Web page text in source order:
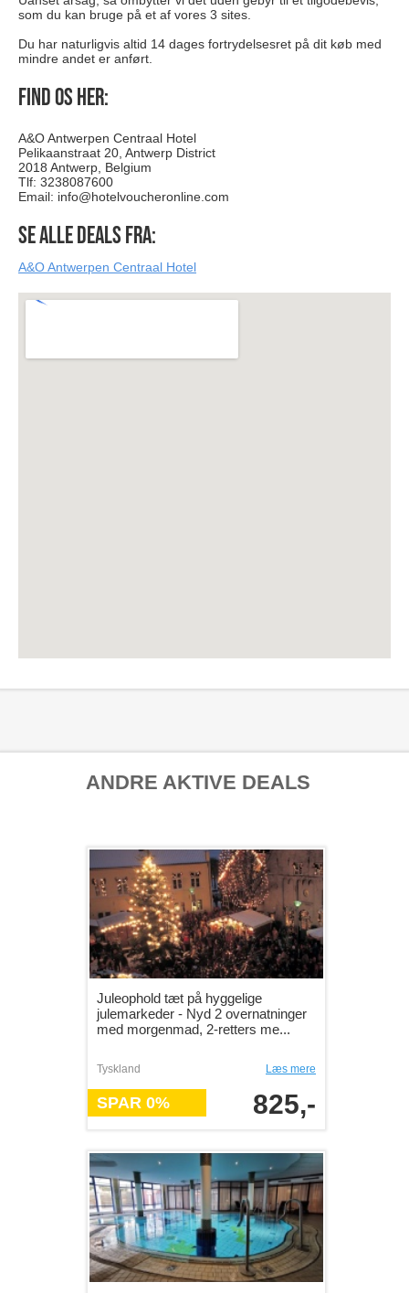
som du kan bruge på et af vores 3 sites.
Du har naturligvis altid 14 dages fortrydelsesret på dit køb med
mindre andet er anført.
Find os her:
A&O Antwerpen Centraal Hotel
Pelikaanstraat 20, Antwerp District
2018 Antwerp, Belgium
Tlf: 3238087600
Email: info@hotelvoucheronline.com
Se alle deals fra:
A&O Antwerpen Centraal Hotel
ANDRE AKTIVE DEALS
Juleophold tæt på hyggelige
julemarkeder - Nyd 2 overnatninger
med morgenmad, 2-retters me...
Tyskland Læs mere
SPAR 0% 825,-